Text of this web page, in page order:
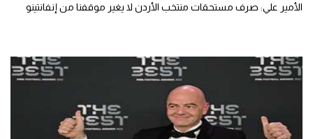
الأمير علي: صرف مستحقات منتخب الأردن لا يغير موقفنا من إنفانتينو